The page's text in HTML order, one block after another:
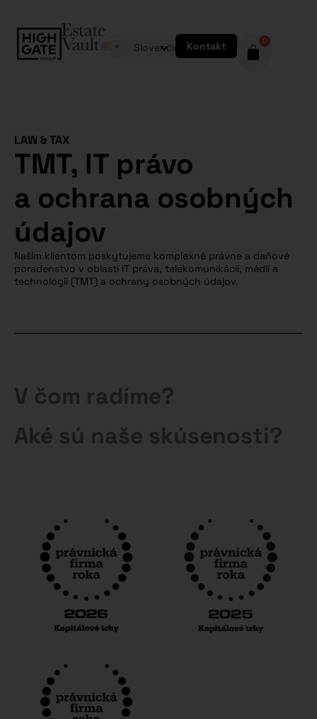
Slovenčina Kontakt 0
LAW & TAX
TMT, IT právo
a ochrana osobných
údajov
Našim klientom poskytujeme komplexné právne a daňové
poradenstvo v oblasti IT práva, telekomunikácií, médií a
technológií (TMT) a ochrany osobných údajov.
V čom radíme?
Aké sú naše skúsenosti?